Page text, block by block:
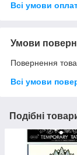
Всі умови
Умови
Повернення
Всі умови
Подібні